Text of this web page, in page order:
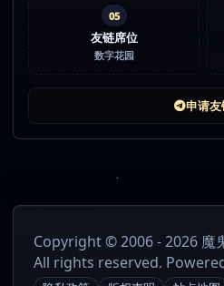
05
友链席位
数字花园
申请友
Copyright © 2006 - 2026 魔
All rights reserved.